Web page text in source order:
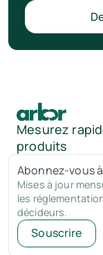
Mesurez
produits
Abonnez-vous
Mises à jour
les
décideurs.
Souscrire